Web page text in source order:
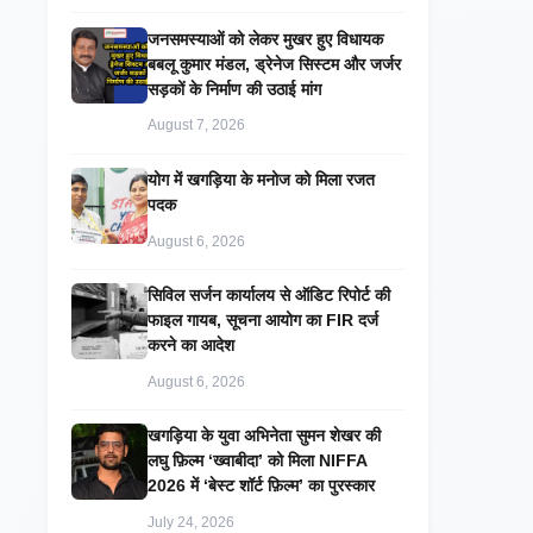
जनसमस्याओं को लेकर मुखर हुए विधायक
बबलू कुमार मंडल, ड्रेनेज सिस्टम और जर्जर
सड़कों के निर्माण की उठाई मांग
August 7, 2026
​योग में खगड़िया के मनोज को मिला रजत
पदक
August 6, 2026
सिविल सर्जन कार्यालय से ऑडिट रिपोर्ट की
फाइल गायब, सूचना आयोग का FIR दर्ज
करने का आदेश
August 6, 2026
खगड़िया के युवा अभिनेता सुमन शेखर की
लघु फ़िल्म ‘ख्वाबीदा’ को मिला NIFFA
2026 में ‘बेस्ट शॉर्ट फ़िल्म’ का पुरस्कार
July 24, 2026